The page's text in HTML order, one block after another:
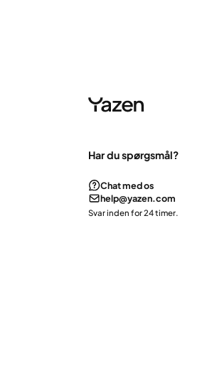
sommersammenkomst.
Har du spørgsmål?
Chat med os
help@yazen.com
Svar inden for 24 timer.